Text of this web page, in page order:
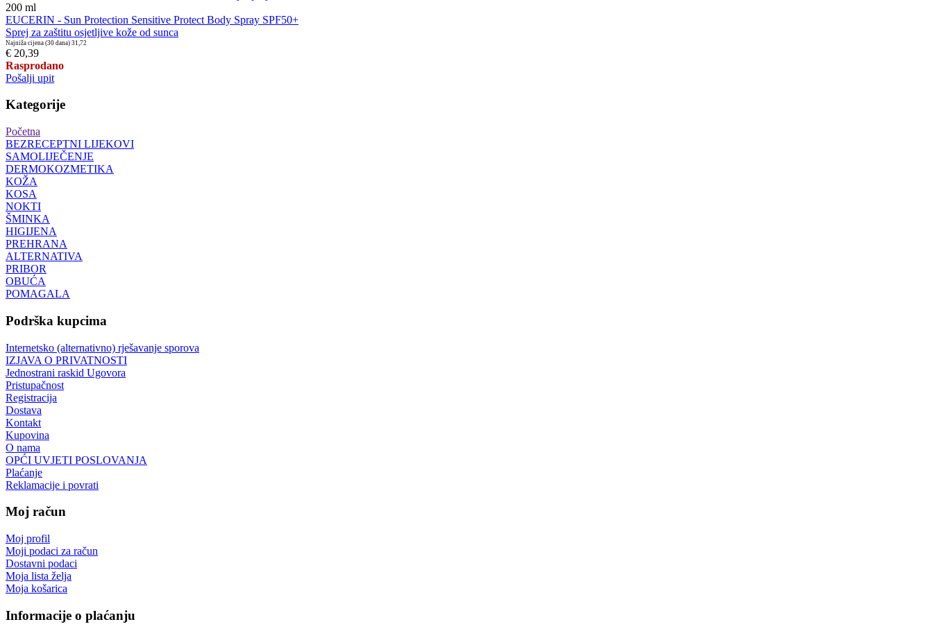
200 ml
EUCERIN - Sun Protection Sensitive Protect Body Spray SPF50+
Sprej za zaštitu osjetljive kože od sunca
Najniža cijena (30 dana) 31,72
€ 20,39
Rasprodano
Pošalji upit
Kategorije
Početna
BEZRECEPTNI LIJEKOVI
SAMOLIJEČENJE
DERMOKOZMETIKA
KOŽA
KOSA
NOKTI
ŠMINKA
HIGIJENA
PREHRANA
ALTERNATIVA
PRIBOR
OBUĆA
POMAGALA
Podrška kupcima
Internetsko (alternativno) rješavanje sporova
IZJAVA O PRIVATNOSTI
Jednostrani raskid Ugovora
Pristupačnost
Registracija
Dostava
Kontakt
Kupovina
O nama
OPĆI UVJETI POSLOVANJA
Plaćanje
Reklamacije i povrati
Moj račun
Moj profil
Moji podaci za račun
Dostavni podaci
Moja lista želja
Moja košarica
Informacije o plaćanju